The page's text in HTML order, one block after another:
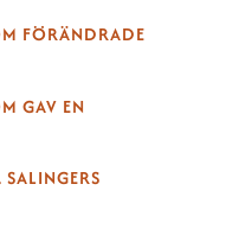
FÖRÄNDRADE
GAV EN